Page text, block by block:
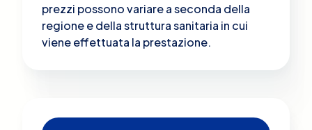
prezzi possono variare a seconda della
regione e della struttura sanitaria in cui
viene effettuata la prestazione.